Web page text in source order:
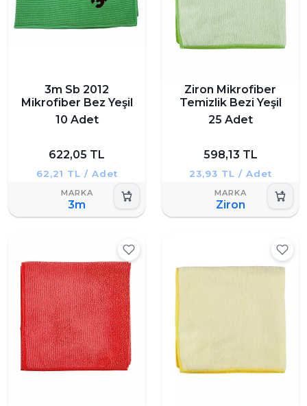
3m Sb 2012
Mikrofiber Bez Yeşil
10 Adet
622,05 TL
62,21 TL / Adet
3m
Ziron Mikrofiber
Temizlik Bezi Yeşil
25 Adet
598,13 TL
23,93 TL / Adet
Ziron